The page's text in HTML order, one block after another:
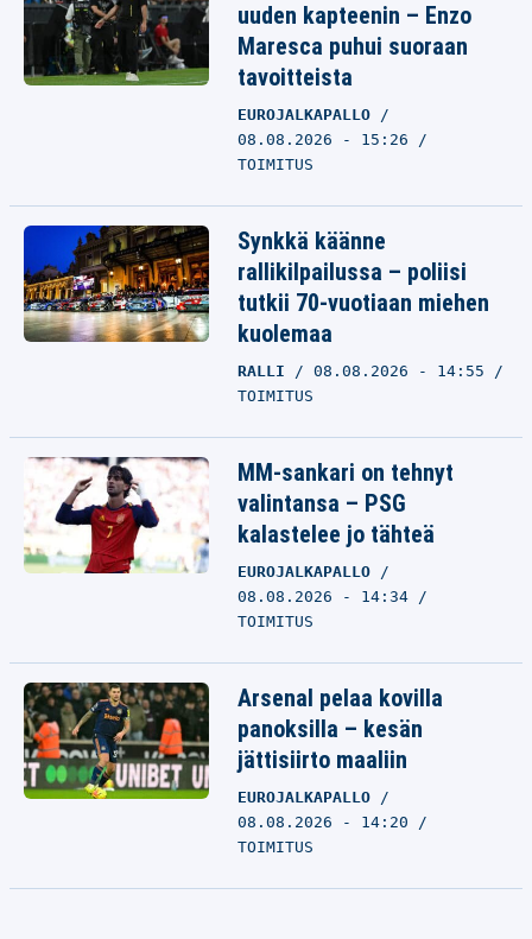
uuden kapteenin – Enzo
Maresca puhui suoraan
tavoitteista
EUROJALKAPALLO
08.08.2026 - 15:26
TOIMITUS
Synkkä käänne
rallikilpailussa – poliisi
tutkii 70-vuotiaan miehen
kuolemaa
RALLI
08.08.2026 - 14:55
TOIMITUS
MM-sankari on tehnyt
valintansa – PSG
kalastelee jo tähteä
EUROJALKAPALLO
08.08.2026 - 14:34
TOIMITUS
Arsenal pelaa kovilla
panoksilla – kesän
jättisiirto maaliin
EUROJALKAPALLO
08.08.2026 - 14:20
TOIMITUS